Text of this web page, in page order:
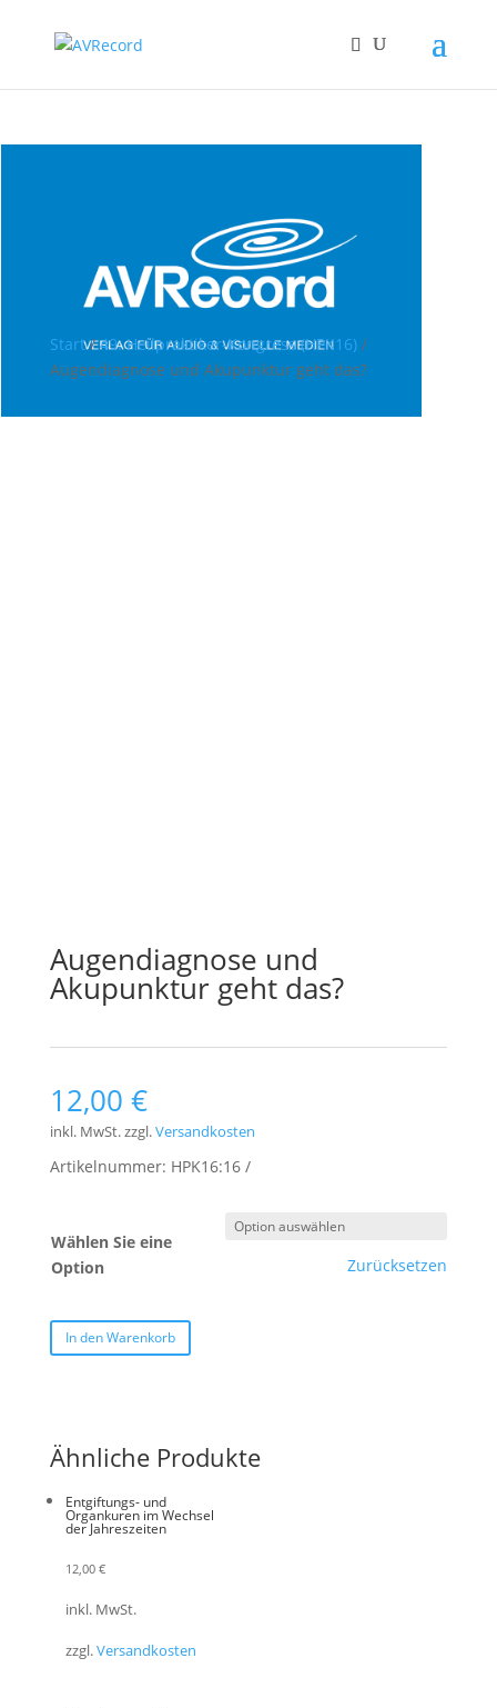
Start/49. Heilpraktiker-Kongress (HPK16)/
Augendiagnose und Akupunktur geht das?
Augendiagnose und
Akupunktur geht das?
12,00 €
inkl. MwSt.zzgl.Versandkosten
Artikelnummer: HPK16:16
Wählen Sie eine
Option
Zurücksetzen
In den Warenkorb
Ähnliche Produkte
Entgiftungs- und
Organkuren im Wechsel
der Jahreszeiten
12,00 €
inkl. MwSt.
zzgl.Versandkosten